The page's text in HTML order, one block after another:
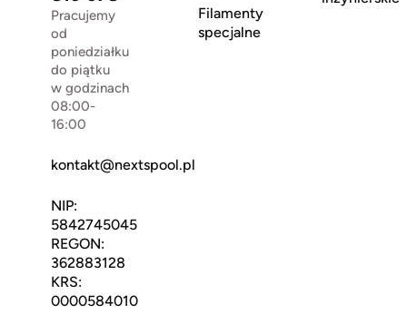
Pracujemy
od
poniedziałku
do piątku
w godzinach
08:00-
16:00
kontakt@nextspool.pl
NIP:
5842745045
REGON:
362883128
KRS:
0000584010
Filamenty
specjalne